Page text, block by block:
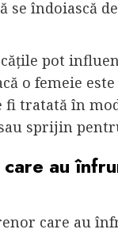
se îndoiască
pot
o femeie
fi tratată în
sprijin
au
care au